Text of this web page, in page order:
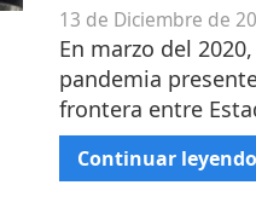
13 de Diciembre de
En marzo del
pandemia
frontera entre
Continuar